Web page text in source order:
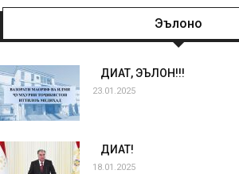
Эълонҳо
ДИҚҚАТ, ЭЪЛОН!!!
23.01.2025
ДИҚҚАТ!
18.01.2025